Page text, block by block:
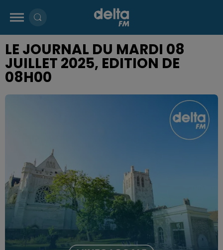
LE JOURNAL DU MARDI 08
JUILLET 2025, EDITION DE
08H00